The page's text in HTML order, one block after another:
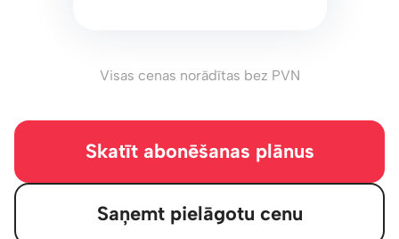
Visas cenas norādītas bez PVN
Skatīt abonēšanas plānus
Saņemt pielāgotu cenu